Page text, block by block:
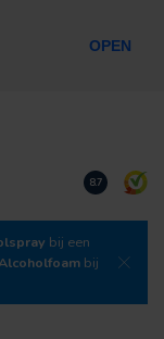
Téléchargez
8.7
bij een
bij
OPEN